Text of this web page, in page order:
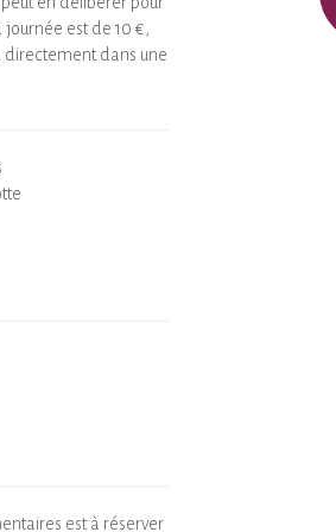
est de 10 €,
directement dans une
est à réserver